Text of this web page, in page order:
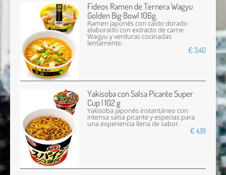
Fideos Ramen de Ternera Wagyu
Golden Big Bowl 106g.
Ramen japonés con caldo dorado
elaborado con extracto de carne
Wagyu y verduras cocinadas
lentamente.
€ 3,40
Yakisoba con Salsa Picante Super
Cup | 102 g
Yakisoba japonés instantáneo con
intensa salsa picante y especias para
una experiencia llena de sabor.
€ 4,19